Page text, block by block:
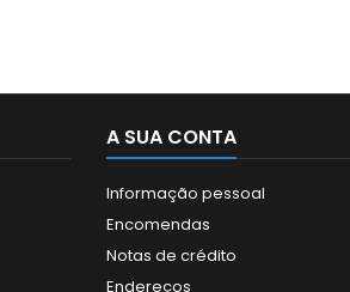
A SUA CONTA
Informação pessoal
Encomendas
Notas de crédito
Endereços